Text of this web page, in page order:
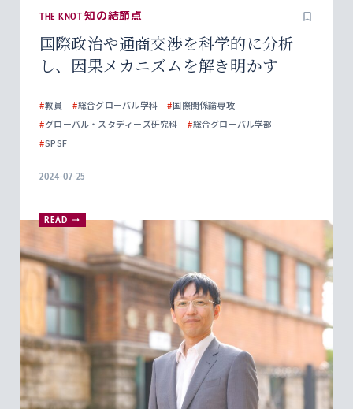
THE KNOT-知の結節点
国際政治や通商交渉を科学的に分析
し、因果メカニズムを解き明かす
#教員 #総合グローバル学科 #国際関係論専攻
#グローバル・スタディーズ研究科 #総合グローバル学部
#SPSF
2024-07-25
READ